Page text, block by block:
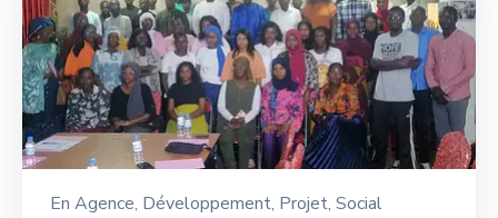
En Agence‚ Développement‚ Projet‚ Social